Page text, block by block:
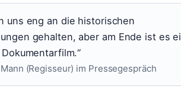
uns eng an die historischen
gehalten, aber am Ende ist es
(Regisseur) im Pressegespräch